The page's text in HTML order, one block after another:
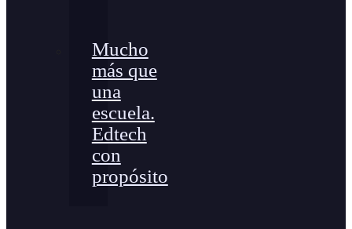
Mucho
más que
una
escuela.
Edtech
con
propósito